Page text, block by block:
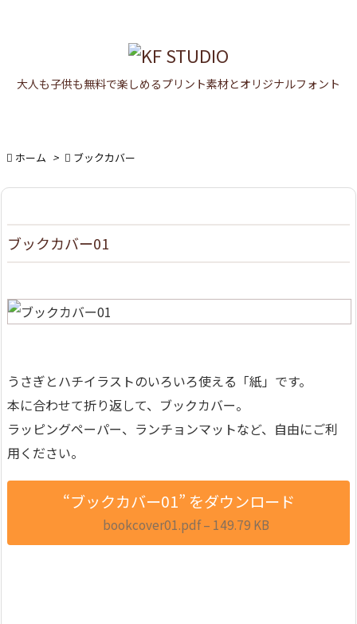
大人も子供も無料で楽しめるプリント素材とオリジナルフォントサイド
検索
 ホーム >  ブックカバー
ブックカバー01
うさぎとハチイラストのいろいろ使える「紙」です。
本に合わせて折り返して、ブックカバー。
ラッピングペーパー、ランチョンマットなど、自由にご利
用ください。
“ブックカバー01” をダウンロード
bookcover01.pdf – 149.79 KB